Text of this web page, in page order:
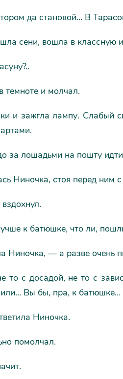
да становой… В
сени, вошла в классную и
темноте и молчал.
и зажгла лампу. Слабый
лошадьми на пошту идти
Ниночка, стоя перед ним
к батюшке, что ли,
Ниночка, — а разве очень
с досадой, не то с
Вы бы, пра, к
Ниночка.
помолчал.